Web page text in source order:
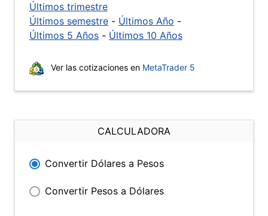
Últimos trimestre
Últimos semestre - Últimos Año -
Últimos 5 Años - Últimos 10 Años
Ver las cotizaciones en MetaTrader 5
CALCULADORA
Convertir Dólares a Pesos
Convertir Pesos a Dólares